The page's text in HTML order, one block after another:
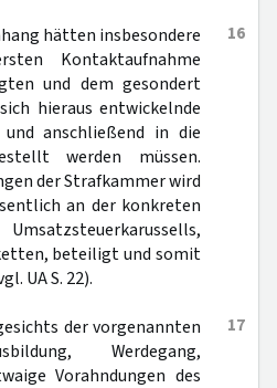
16
hätten insbesondere
Kontaktaufnahme
und dem gesondert
hieraus entwickelnde
anschließend in die
werden müssen.
der Strafkammer wird
an der konkreten
beteiligt und somit
UA S. 22).
17
der vorgenannten
Werdegang,
Vorahndungen des